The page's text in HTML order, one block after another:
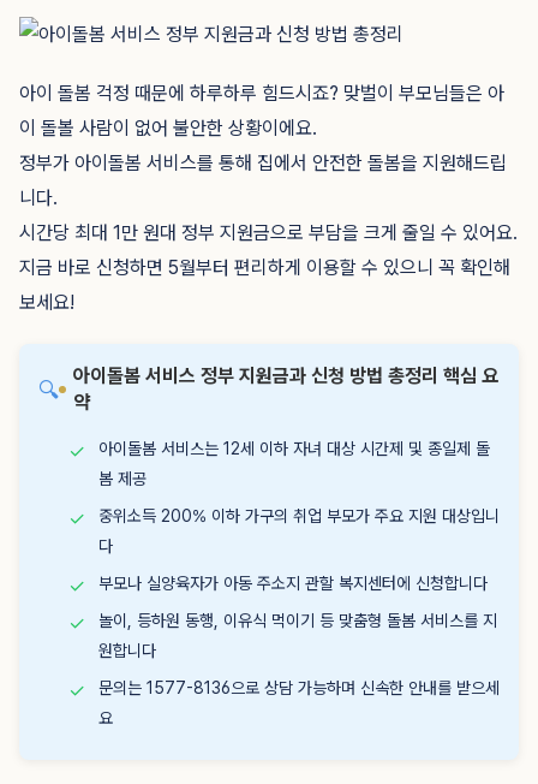
아이 돌봄 걱정 때문에 하루하루 힘드시죠? 맞벌이 부모님들은 아
이 돌볼 사람이 없어 불안한 상황이에요.
정부가 아이돌봄 서비스를 통해 집에서 안전한 돌봄을 지원해드립
니다.
시간당 최대 1만 원대 정부 지원금으로 부담을 크게 줄일 수 있어요.
지금 바로 신청하면 5월부터 편리하게 이용할 수 있으니 꼭 확인해
보세요!
🔍
아이돌봄 서비스 정부 지원금과 신청 방법 총정리 핵심 요
약
✓
아이돌봄 서비스는 12세 이하 자녀 대상 시간제 및 종일제 돌
봄 제공
✓
중위소득 200% 이하 가구의 취업 부모가 주요 지원 대상입니
다
✓ 부모나 실양육자가 아동 주소지 관할 복지센터에 신청합니다
✓
놀이, 등하원 동행, 이유식 먹이기 등 맞춤형 돌봄 서비스를 지
원합니다
✓
문의는 1577-8136으로 상담 가능하며 신속한 안내를 받으세
요